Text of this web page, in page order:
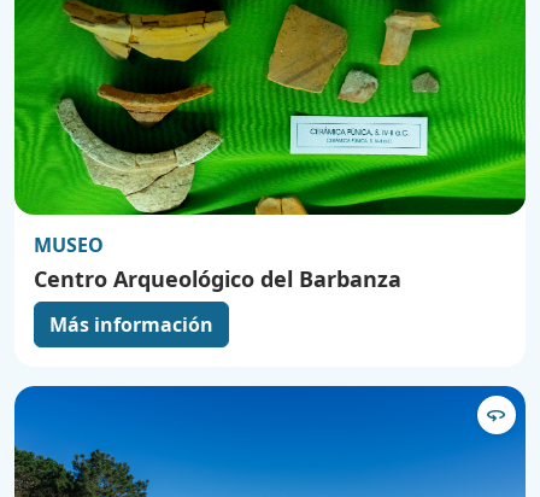
MUSEO
Centro Arqueológico del Barbanza
Más información
360